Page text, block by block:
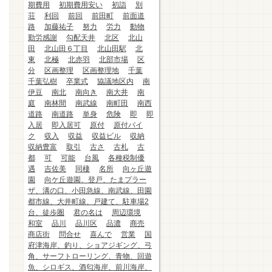
期費用
初期費用安い 初詣
別
荘
利回 前回 前田町
前面道
路
加藤祐子 努力 労力
動物
勤労感謝
勾配天井 北区
北山
田
北山田６丁目 北山田駅
北
東
北極 北赤羽 北部市場
区
分
区画整理 区画整理地
千葉
千葉弘樹
卒業式 協議地区内
南
伊豆
南北 南向き 南大井
南
庭
南林間 南武線 南町田
南西
道路
南道路 単身 危険 即
即
入居
即入居可 原付
原付バイ
ク
収入 収益 収益ビル
収納
収納豊富
取引 古さ 古札
古
都
可 可能 台風
各種税制優
遇
吉佐美 同棲 名所
向ヶ丘遊
園
向ケ丘遊園、登戸、たまプラー
ザ、溝の口、小田急線、南武線、田園
都市線、大井町線、戸建て、駐車場2
台、徒歩圏
君の名は
周辺環境
和室
品川 品川区 品濃
商売
商店街
問合せ 喜んで 営業
国
府津海岸、釣り、ショアジギング、弓
角、サーフトローリング、青物、回遊
魚、シロギス、酒匂海岸、前川海岸、